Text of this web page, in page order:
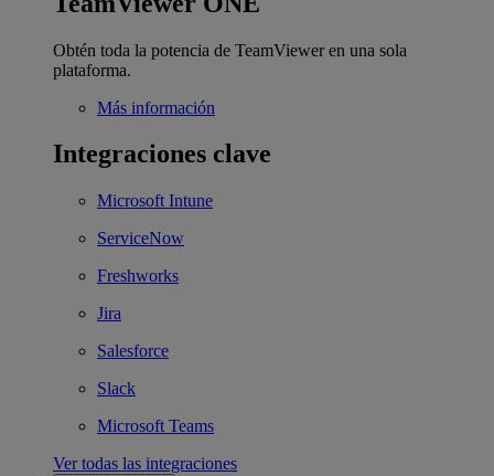
Obtén toda la potencia de TeamViewer en una sola
plataforma.
Más información
Integraciones clave
Microsoft Intune
ServiceNow
Freshworks
Jira
Salesforce
Slack
Microsoft Teams
Ver todas las integraciones